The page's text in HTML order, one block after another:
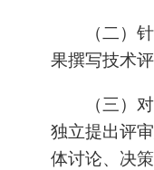
（二）
果撰写技术
（三）
独立提出评
体讨论、决策